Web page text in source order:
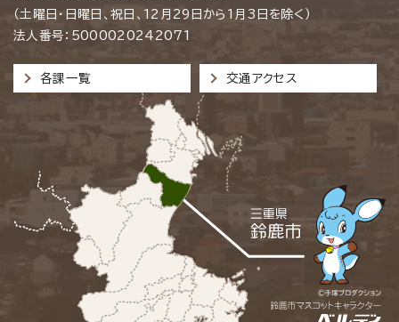
（土曜日・日曜日、祝日、12月29日から1月3日を除く）
法人番号：5000020242071
各課一覧 交通アクセス